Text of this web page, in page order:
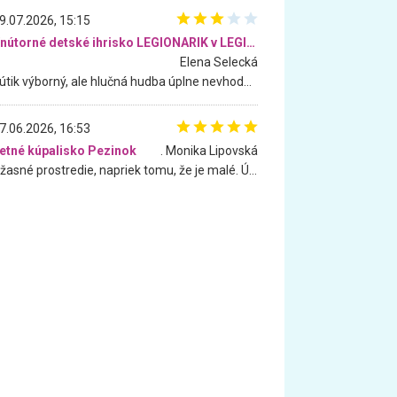
15:15
Vnútorné detské ihrisko LEGIONARIK v LEGIA Fitness
Elena Selecká
16:53
kúpalisko Pezinok
. Monika Lipovská